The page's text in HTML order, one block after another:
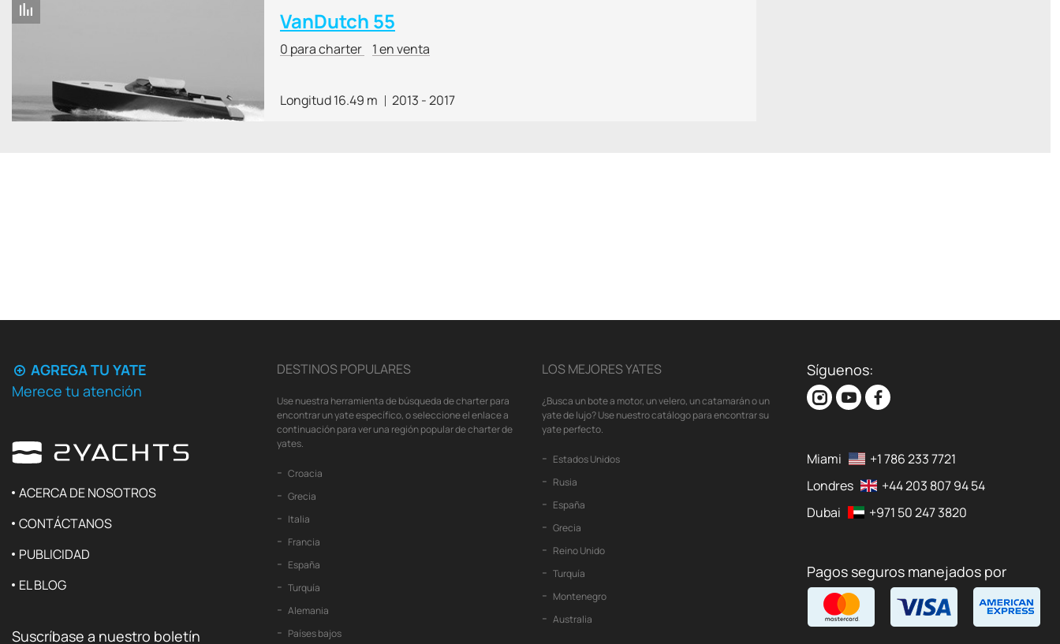
VanDutch 55
0 para charter 1 en venta
Longitud 16.49 m 2013 - 2017
AGREGA TU YATE
Merece tu atención
ACERCA DE NOSOTROS
CONTÁCTANOS
PUBLICIDAD
EL BLOG
Suscríbase a nuestro boletín
DESTINOS POPULARES
Use nuestra herramienta de búsqueda de charter para
encontrar un yate específico, o seleccione el enlace a
continuación para ver una región popular de charter de
yates.
Croacia
Grecia
Italia
Francia
España
Turquía
Alemania
Países bajos
LOS MEJORES YATES
¿Busca un bote a motor, un velero, un catamarán o un
yate de lujo? Use nuestro catálogo para encontrar su
yate perfecto.
Estados Unidos
Rusia
España
Grecia
Reino Unido
Turquía
Montenegro
Australia
Síguenos:
Miami
+1 786 233 7721
Londres
+44 203 807 94 54
Dubai
+971 50 247 3820
Pagos seguros manejados por